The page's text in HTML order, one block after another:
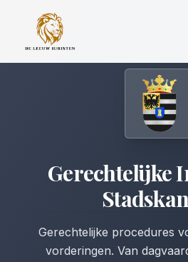
Gerechtelijke
Gerechtelijke procedures
vorderingen. Van